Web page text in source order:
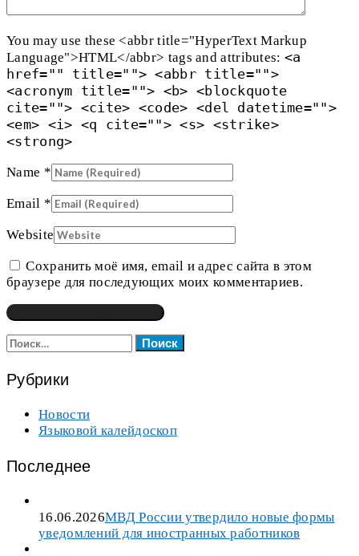
You may use these <abbr title="HyperText Markup
Language">HTML</abbr> tags and attributes: <a
href="" title=""> <abbr title="">
<acronym title=""> <b> <blockquote
cite=""> <cite> <code> <del datetime="">
<em> <i> <q cite=""> <s> <strike>
<strong>
Name *
Email *
Website
Сохранить моё имя, email и адрес сайта в этом
браузере для последующих моих комментариев.
Найти:
Рубрики
Новости
Языковой калейдоскоп
Последнее
16.06.2026МВД России утвердило новые формы
уведомлений для иностранных работников